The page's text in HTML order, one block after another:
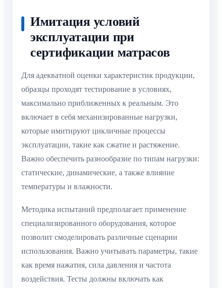
Имитация условий
эксплуатации при
сертификации матрасов
Для адекватной оценки характеристик продукции,
образцы проходят тестирование в условиях,
максимально приближенных к реальным. Это
включает в себя механизированные нагрузки,
которые имитируют цикличные процессы
эксплуатации, такие как сжатие и растяжение.
Важно обеспечить разнообразие по типам нагрузки:
статические, динамические, а также влияние
температуры и влажности.
Методика испытаний предполагает применение
специализированного оборудования, которое
позволит смоделировать различные сценарии
использования. Важно учитывать параметры, такие
как время нажатия, сила давления и частота
воздействия. Тесты должны включать как